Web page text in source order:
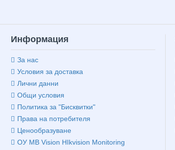
Информация
За нас
Условия за доставка
Лични данни
Общи условия
Политика за "Бисквитки"
Права на потребителя
Ценообразуване
ОУ MB Vision HIkvision Monitoring